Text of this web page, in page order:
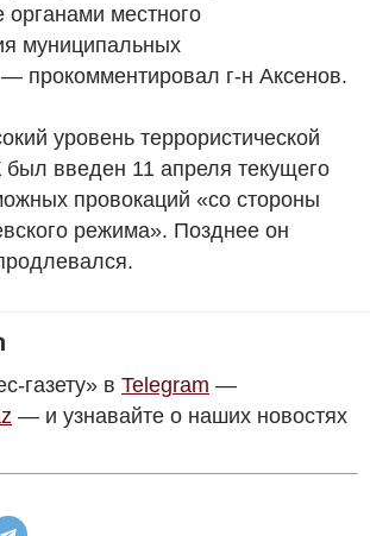
органами местного
муниципальных
прокомментировал г-н Аксенов.
уровень террористической
был введен 11 апреля текущего
провокаций «со стороны
режима». Позднее он
газету» в Telegram —
— и узнавайте о наших новостях